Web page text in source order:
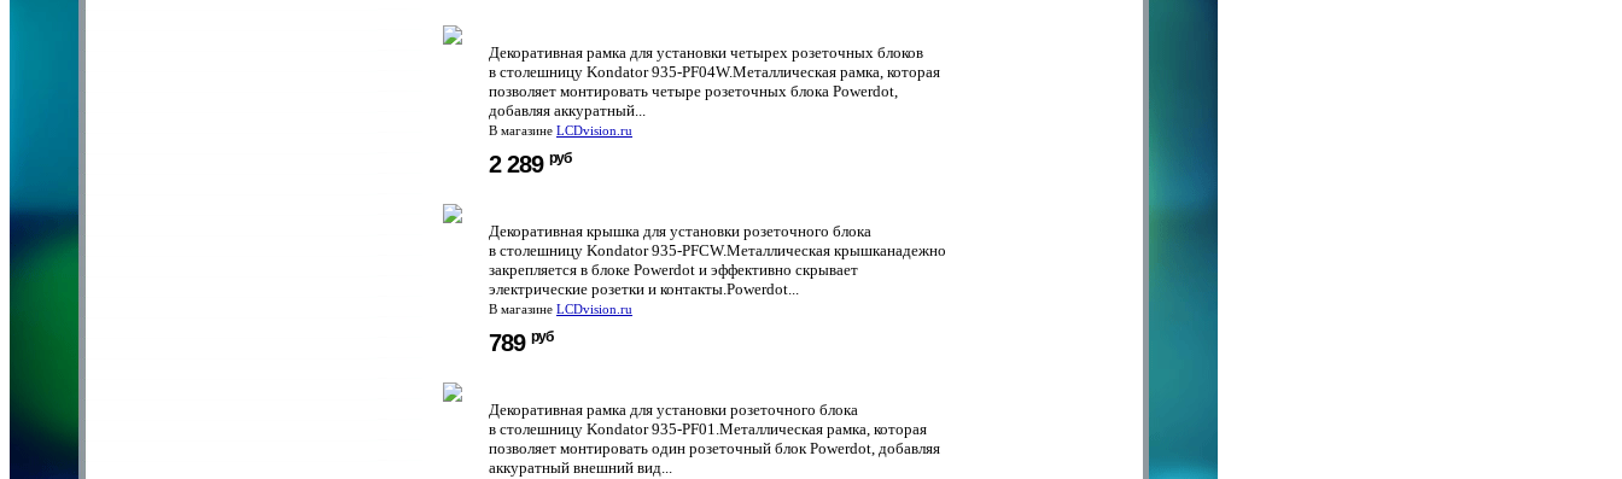
Декоративная рамка для установки четырех розеточных блоков
в столешницу Kondator 935-PF04W.Металлическая рамка, которая
позволяет монтировать четыре розеточных блока Powerdot,
добавляя аккуратный...
В магазине LCDvision.ru
2 289 руб
Декоративная крышка для установки розеточного блока
в столешницу Kondator 935-PFCW.Металлическая крышканадежно
закрепляется в блоке Powerdot и эффективно скрывает
электрические розетки и контакты.Powerdot...
В магазине LCDvision.ru
789 руб
Декоративная рамка для установки розеточного блока
в столешницу Kondator 935-PF01.Металлическая рамка, которая
позволяет монтировать один розеточный блок Powerdot, добавляя
аккуратный внешний вид...